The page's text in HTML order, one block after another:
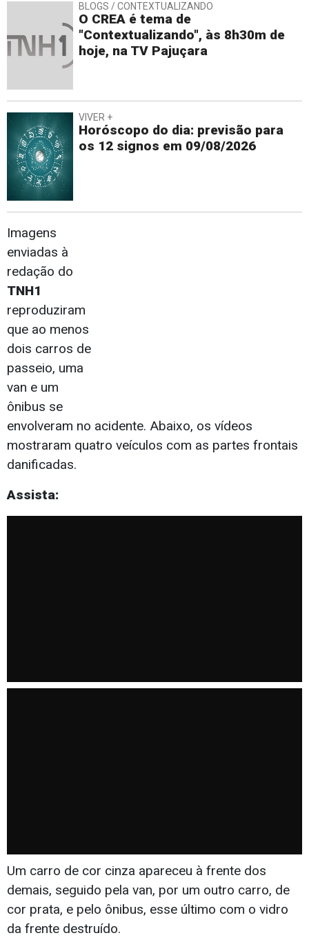
BLOGS / CONTEXTUALIZANDO
O CREA é tema de
"Contextualizando", às 8h30m de
hoje, na TV Pajuçara
VIVER +
Horóscopo do dia: previsão para
os 12 signos em 09/08/2026
Imagens
enviadas à
redação do
TNH1
reproduziram
que ao menos
dois carros de
passeio, uma
van e um
ônibus se
envolveram no acidente. Abaixo, os vídeos
mostraram quatro veículos com as partes frontais
danificadas.
Assista:
Um carro de cor cinza apareceu à frente dos
demais, seguido pela van, por um outro carro, de
cor prata, e pelo ônibus, esse último com o vidro
da frente destruído.